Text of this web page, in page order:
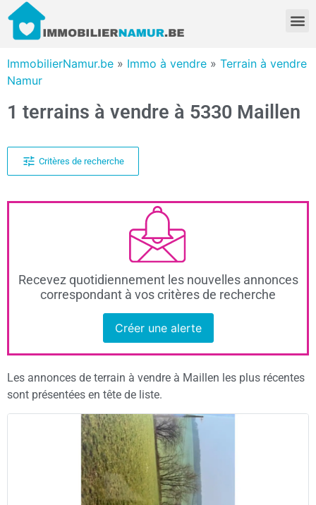
ImmobilierNamur.be » Immo à vendre » Terrain à vendre
Namur
1 terrains à vendre à 5330 Maillen
Critères de recherche
Recevez quotidiennement les nouvelles annonces
correspondant à vos critères de recherche
Créer une alerte
Les annonces de terrain à vendre à Maillen les plus récentes
sont présentées en tête de liste.